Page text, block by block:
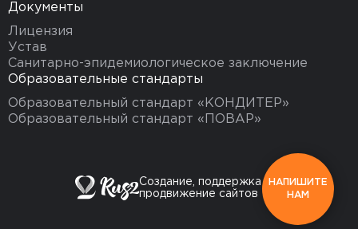
Документы
Лицензия
Устав
Санитарно-эпидемиологическое заключение
Образовательные стандарты
Образовательный стандарт «КОНДИТЕР»
Образовательный стандарт «ПОВАР»
Создание, поддержка и
продвижение сайтов
НАПИШИТЕ
НАМ